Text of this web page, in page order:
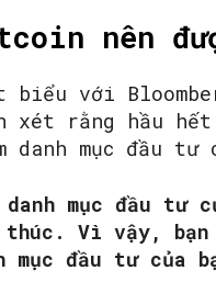
nên
biểu với
xét rằng hầu
danh mục đầu tư
danh mục đầu
Vì vậy, bạn
mục đầu tư của